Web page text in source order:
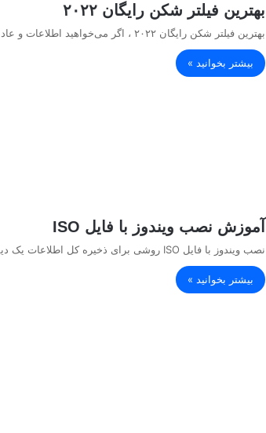
بهترین فیلتر شکن رایگان ۲۰۲۲
بهترین فیلتر شکن رایگان ۲۰۲۲ ، اگر می‌خواهید اطلاعات و عادات اینترنتی خود را محرمانه نگه دارید یا به برخی…
بیشتر بخوانید »
آموزش نصب ویندوز با فایل ISO
نصب ویندوز با فایل ISO روشی برای ذخیره کل اطلاعات یک دیسک نوری در تنها یک فایل ساده است. یعنی…
بیشتر بخوانید »